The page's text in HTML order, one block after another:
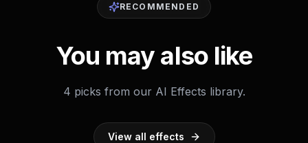
RECOMMENDED
You may also like
4 picks from our AI Effects library.
View all effects